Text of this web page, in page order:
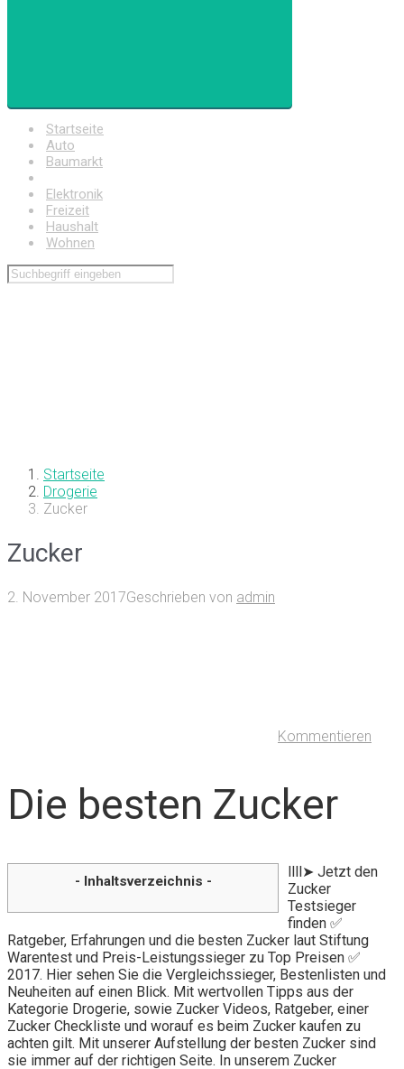
Startseite
Auto
Baumarkt
Elektronik
Freizeit
Haushalt
Wohnen
Startseite
Drogerie
Zucker
Zucker
2. November 2017Geschrieben von admin
Kommentieren
Die besten Zucker
- Inhaltsverzeichnis -
llll➤ Jetzt den
Zucker
Testsieger
finden ✅
Ratgeber, Erfahrungen und die besten Zucker laut Stiftung
Warentest und Preis-Leistungssieger zu Top Preisen ✅
2017. Hier sehen Sie die Vergleichssieger, Bestenlisten und
Neuheiten auf einen Blick. Mit wertvollen Tipps aus der
Kategorie Drogerie, sowie Zucker Videos, Ratgeber, einer
Zucker Checkliste und worauf es beim Zucker kaufen zu
achten gilt. Mit unserer Aufstellung der besten Zucker sind
sie immer auf der richtigen Seite. In unserem Zucker